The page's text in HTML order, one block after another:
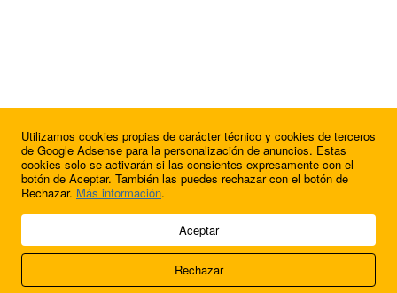
© 2009 - 2026 Soluciones Corporativas IP, SL.
Acerca de nosotros
FútbolBalear
Utilizamos cookies propias de carácter técnico y cookies de terceros
de Google Adsense para la personalización de anuncios. Estas
cookies solo se activarán si las consientes expresamente con el
botón de Aceptar. También las puedes rechazar con el botón de
Rechazar. Más información.
Aceptar
Rechazar